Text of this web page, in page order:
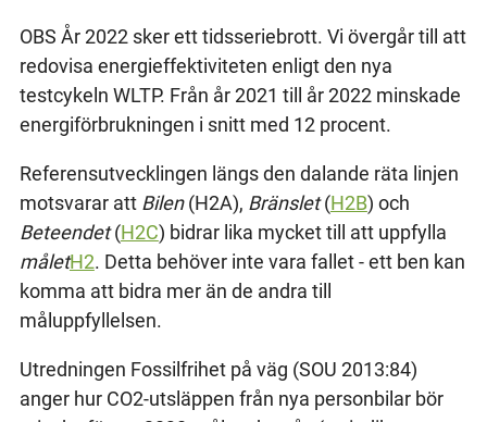
OBS År 2022 sker ett tidsseriebrott. Vi övergår till att
redovisa energieffektiviteten enligt den nya
testcykeln WLTP. Från år 2021 till år 2022 minskade
energiförbrukningen i snitt med 12 procent.
Referensutvecklingen längs den dalande räta linjen
motsvarar att Bilen(H2A), Bränslet(H2B) och
Beteendet(H2C) bidrar lika mycket till att uppfylla
måletH2. Detta behöver inte vara fallet - ett ben kan
komma att bidra mer än de andra till
måluppfyllelsen.
Utredningen Fossilfrihet på väg (SOU 2013:84)
anger hur CO2-utsläppen från nya personbilar bör